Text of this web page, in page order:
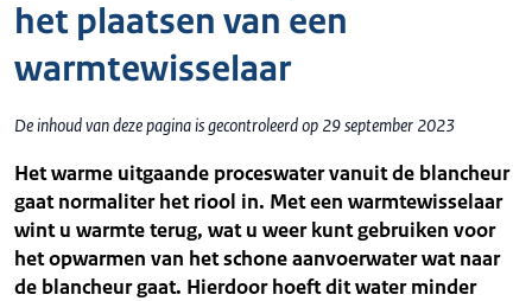
het plaatsen van een
warmtewisselaar
De inhoud van deze pagina is gecontroleerd op 29 september 2023
Het warme uitgaande proceswater vanuit de blancheur
gaat normaliter het riool in. Met een warmtewisselaar
wint u warmte terug, wat u weer kunt gebruiken voor
het opwarmen van het schone aanvoerwater wat naar
de blancheur gaat. Hierdoor hoeft dit water minder